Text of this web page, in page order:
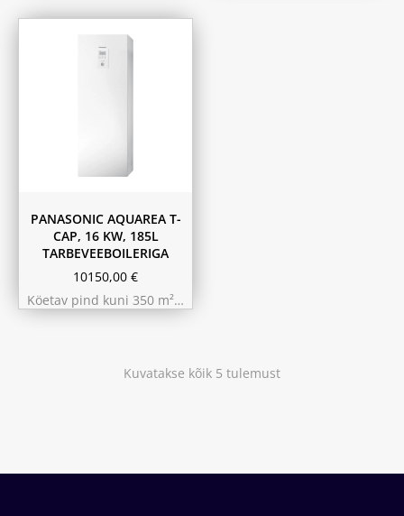
PANASONIC AQUAREA T-
CAP, 16 KW, 185L
TARBEVEEBOILERIGA
10150,00 €
Köetav pind kuni 350 m²…
Kuvatakse kõik 5 tulemust